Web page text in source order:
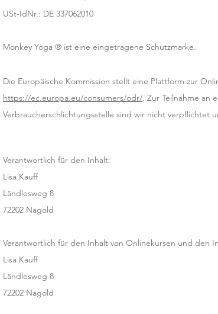
USt-IdNr.: DE 337062010
Monkey Yoga ® ist eine eingetragene Schutzmarke.
Die Europäische Kommission stellt eine Plattform zur
https://ec.europa.eu/consumers/odr/. Zur Teilnahme an
Verbraucherschlichtungsstelle sind wir nicht verpflichtet
Verantwortlich für den Inhalt:
Lisa Kauff
Ländlesweg 8
72202 Nagold
Verantwortlich für den Inhalt von Onlinekursen und den
Lisa Kauff
Ländlesweg 8
72202 Nagold